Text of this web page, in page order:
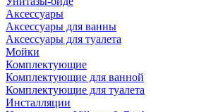
Аксессуары
Аксессуары для ванны
Аксессуары для туалета
Мойки
Комплектующие
Комплектующие для ванной
Комплектующие для туалета
Инсталляции